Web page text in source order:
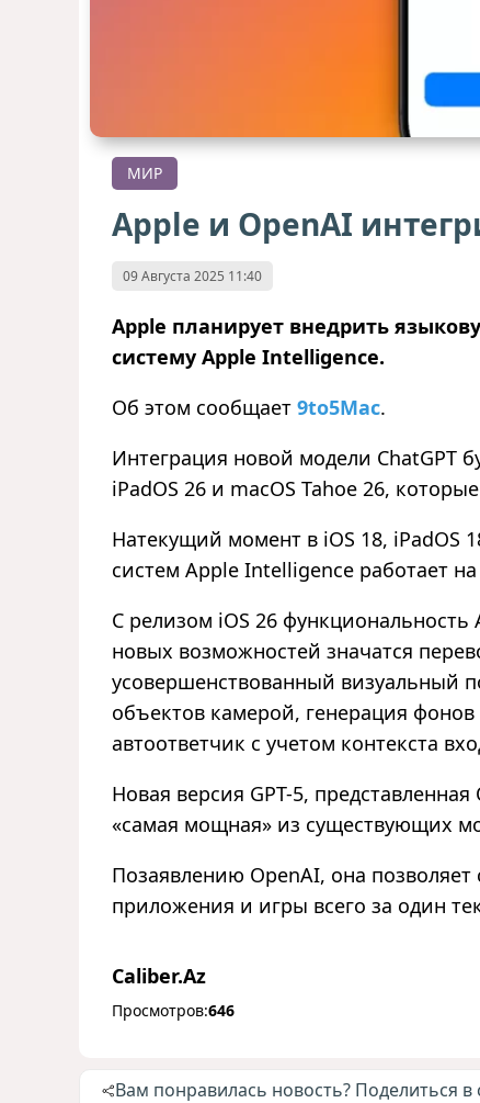
МИР
Apple и OpenAI
09 Августа 2025 11:40
Apple планирует внедрить
систему Apple Intelligence.
Об этом сообщает 9to5Mac.
Интеграция новой модели ChatGPT
iPadOS 26 и macOS Tahoe 26,
Натекущий момент в iOS 18, iPadOS
систем Apple Intelligence работает
С релизом iOS 26
новых возможностей значатся
усовершенствованный визуальный
объектов камерой, генерация
автоответчик с учетом контекста
Новая версия GPT-5,
«самая мощная» из существующих
Позаявлению OpenAI, она
приложения и игры всего за один
Caliber.Az
Просмотров:646
Вам понравилась новость? Поделиться в